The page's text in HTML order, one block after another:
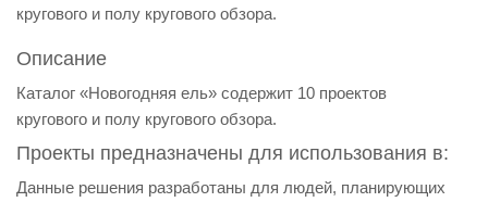
кругового и полу кругового обзора.
Описание
Каталог «Новогодняя ель» содержит 10 проектов
кругового и полу кругового обзора.
Проекты предназначены для использования в:
Данные решения разработаны для людей, планирующих